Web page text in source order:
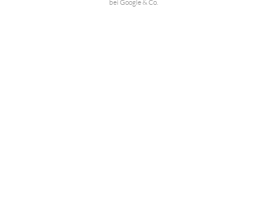
bei Google & Co.